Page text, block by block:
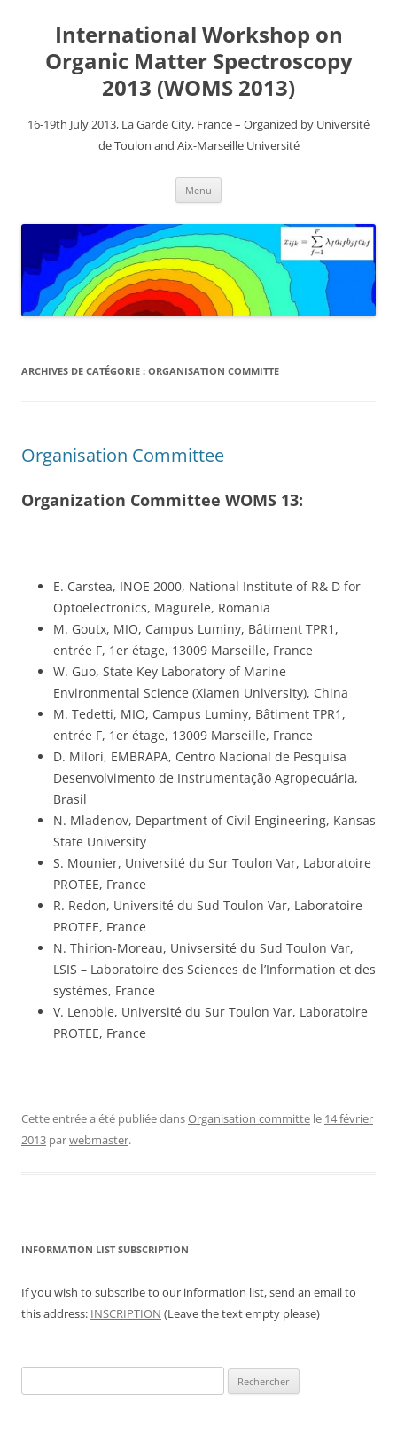
contenuInternational Workshop on
Organic Matter Spectroscopy
2013 (WOMS 2013)
16-19th July 2013, La Garde City, France – Organized by Université
de Toulon and Aix-Marseille Université
Menu
ARCHIVES DE CATÉGORIE : ORGANISATION COMMITTE
Organisation Committee
Organization Committee WOMS 13:
E. Carstea, INOE 2000, National Institute of R& D for
Optoelectronics, Magurele, Romania
M. Goutx, MIO, Campus Luminy, Bâtiment TPR1,
entrée F, 1er étage, 13009 Marseille, France
W. Guo, State Key Laboratory of Marine
Environmental Science (Xiamen University), China
M. Tedetti, MIO, Campus Luminy, Bâtiment TPR1,
entrée F, 1er étage, 13009 Marseille, France
D. Milori, EMBRAPA, Centro Nacional de Pesquisa
Desenvolvimento de Instrumentação Agropecuária,
Brasil
N. Mladenov, Department of Civil Engineering, Kansas
State University
S. Mounier, Université du Sur Toulon Var, Laboratoire
PROTEE, France
R. Redon, Université du Sud Toulon Var, Laboratoire
PROTEE, France
N. Thirion-Moreau, Univsersité du Sud Toulon Var,
LSIS – Laboratoire des Sciences de l’Information et des
systèmes, France
V. Lenoble, Université du Sur Toulon Var, Laboratoire
PROTEE, France
Cette entrée a été publiée dansOrganisation committe le 14 février
2013 parwebmaster.
INFORMATION LIST SUBSCRIPTION
If you wish to subscribe to our information list, send an email to
this address: INSCRIPTION (Leave the text empty please)